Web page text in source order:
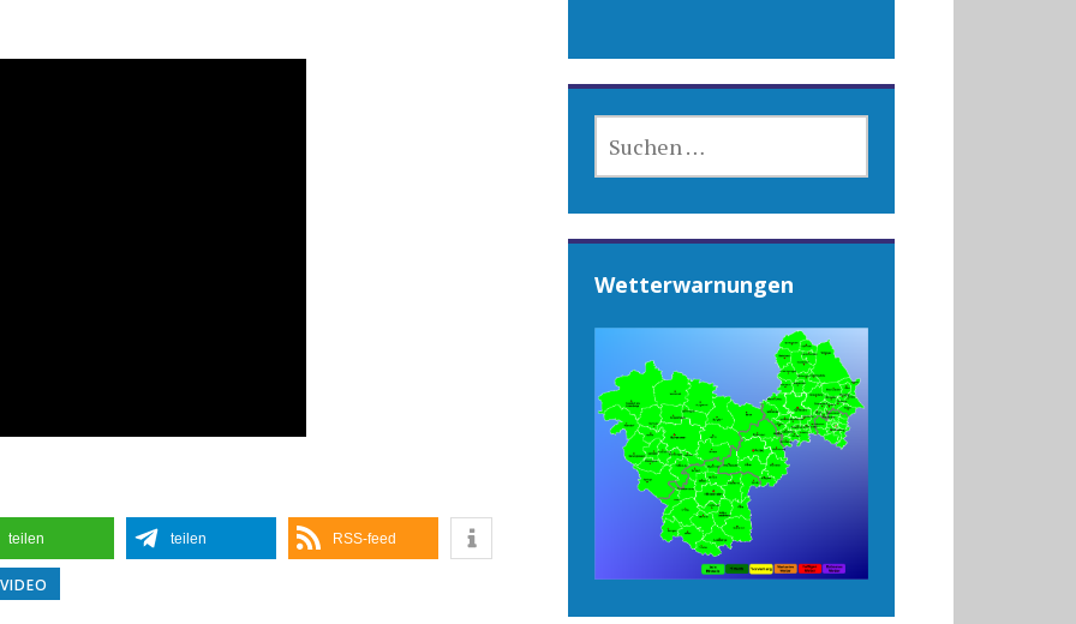
teilen teilen RSS-feed
NACH:
Wetterwarnungen